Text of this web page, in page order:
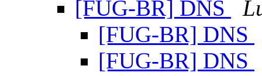
[FUG-BR] DNS
[FUG-BR] DNS
[FUG-BR] DNS